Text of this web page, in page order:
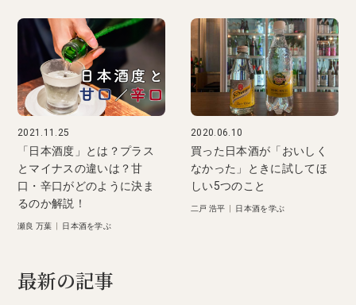
2021.11.25
「日本酒度」とは？プラス
とマイナスの違いは？甘
口・辛口がどのように決ま
るのか解説！
瀬良 万葉 日本酒を学ぶ
2020.06.10
買った日本酒が「おいしく
なかった」ときに試してほ
しい5つのこと
二戸 浩平 日本酒を学ぶ
最新の記事